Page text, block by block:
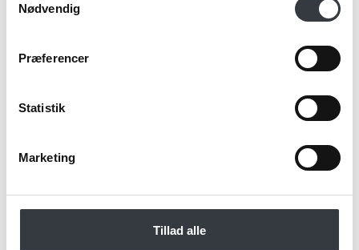
Nødvendig
Præferencer
Statistik
Marketing
Tillad alle
Send